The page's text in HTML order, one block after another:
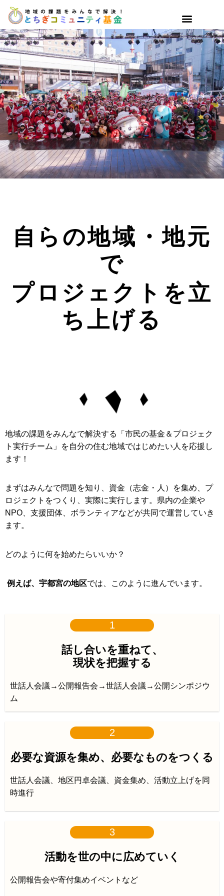
自らの地域・地元
で
プロジェクトを立
ち上げる
地域の課題をみんなで解決する「市民の基金＆プロジェク
ト実行チーム」を自分の住む地域ではじめたい人を応援し
ます！
まずはみんなで問題を知り、資金（志金・人）を集め、プ
ロジェクトをつくり、実際に実行します。県内の企業や
NPO、支援団体、ボランティアなどが共同で運営していき
ます。
どのように何を始めたらいいか？
例えば、宇都宮の地区では、このように進んでいます。
1
話し合いを重ねて、
現状を把握する
世話人会議→公開報告会→世話人会議→公開シンポジウ
ム
2
必要な資源を集め、必要なものをつくる
世話人会議、地区円卓会議、資金集め、活動立上げを同
時進行
3
活動を世の中に広めていく
公開報告会や寄付集めイベントなど